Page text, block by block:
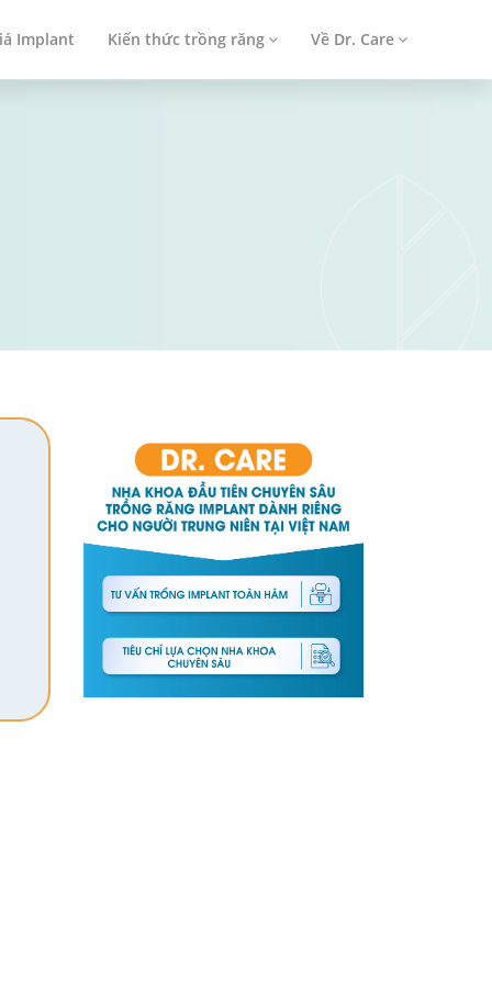
Implant Kiến thức trồng răng Về Dr. Care